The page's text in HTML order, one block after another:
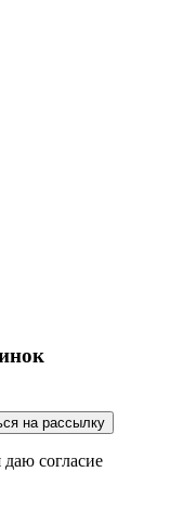
на рассылку
согласие